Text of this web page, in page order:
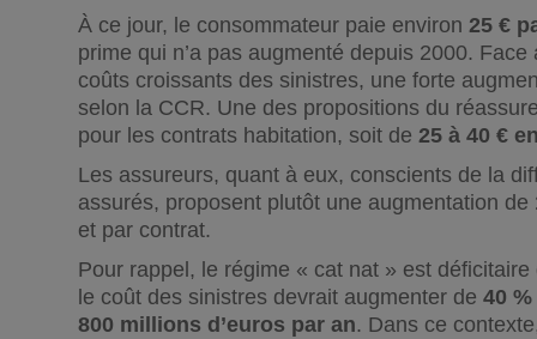
À ce jour, le consommateur paie environ 25 €
prime qui n’a pas augmenté depuis 2000.
coûts croissants des sinistres, une forte
selon la CCR. Une des propositions du
pour les contrats habitation, soit de 25 à 40 €
Les assureurs, quant à eux, conscients de la
assurés, proposent plutôt une augmentation de
et par contrat.
Pour rappel, le régime « cat nat » est
le coût des sinistres devrait augmenter de 40 %
800 millions d’euros par an. Dans ce